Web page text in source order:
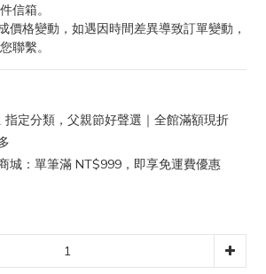
信箱。
價格變動，如遇因時間差異導致訂單變動，
聯繫。
指定分類，父親節好聲選｜全館滿額現折
城：單筆滿 NT$999，即享免運費優惠